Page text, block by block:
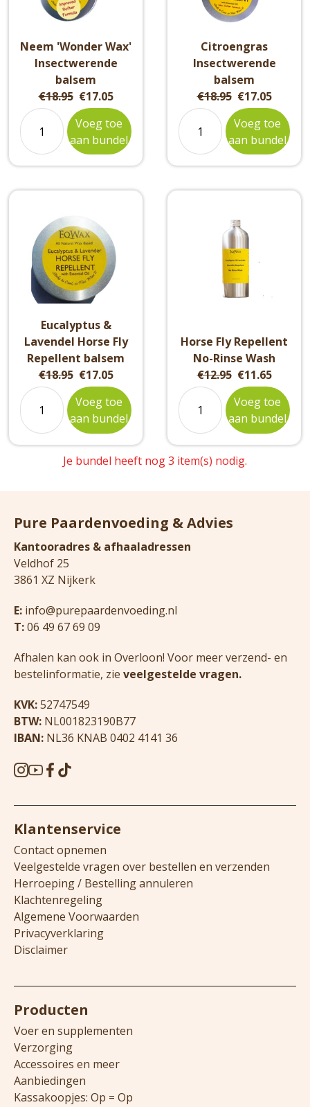
Neem 'Wonder Wax'
Insectwerende
balsem
Original
price:
€18.95 Current
price:
€17.05
Voeg toe
aan bundel
Citroengras
Insectwerende
balsem
Original
price:
€18.95 Current
price:
€17.05
Voeg toe
aan bundel
Eucalyptus &
Lavendel Horse Fly
Repellent balsem
Original
price:
€18.95 Current
price:
€17.05
Voeg toe
aan bundel
Horse Fly Repellent
No-Rinse Wash
Original
price:
€12.95 Current
price:
€11.65
Voeg toe
aan bundel
Je bundel heeft nog 3 item(s) nodig.
Pure Paardenvoeding & Advies
Kantooradres & afhaaladressen
Veldhof 25
3861 XZ Nijkerk
E: info@purepaardenvoeding.nl
T:06 49 67 69 09
Afhalen kan ook in Overloon! Voor meer verzend- en
bestelinformatie, zie veelgestelde vragen.
KVK:52747549
BTW: NL001823190B77
IBAN: NL36 KNAB 0402 4141 36
Klantenservice
Contact opnemen
Veelgestelde vragen over bestellen en verzenden
Herroeping / Bestelling annuleren
Klachtenregeling
Algemene Voorwaarden
Privacyverklaring
Disclaimer
Producten
Voer en supplementen
Verzorging
Accessoires en meer
Aanbiedingen
Kassakoopjes: Op = Op